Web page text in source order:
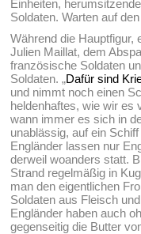
Einheiten,
Soldaten. Warten auf
Während die Hauptfigur,
Julien Maillat, dem
französische Soldaten
Soldaten. „Dafür sind
und nimmt noch einen
heldenhaftes, wie wir es
wann immer es sich in
unablässig, auf ein
Engländer lassen nur
derweil woanders statt.
Strand regelmäßig in
man den eigentlichen
Soldaten aus Fleisch
Engländer haben auch
gegenseitig die Butter